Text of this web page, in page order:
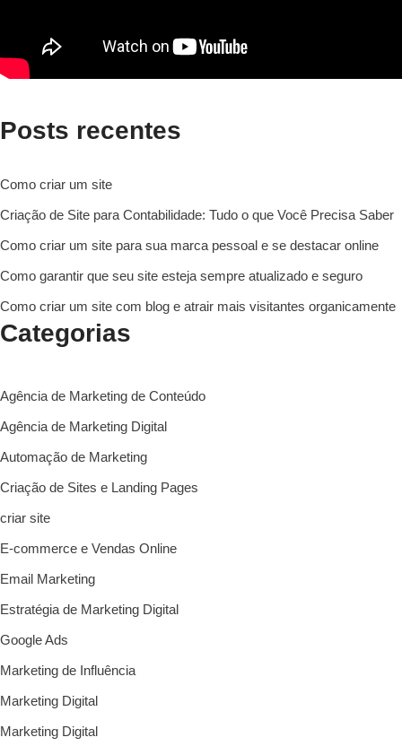
Posts recentes
Como criar um site
Criação de Site para Contabilidade: Tudo o que Você Precisa Saber
Como criar um site para sua marca pessoal e se destacar online
Como garantir que seu site esteja sempre atualizado e seguro
Como criar um site com blog e atrair mais visitantes organicamente
Categorias
Agência de Marketing de Conteúdo
Agência de Marketing Digital
Automação de Marketing
Criação de Sites e Landing Pages
criar site
E-commerce e Vendas Online
Email Marketing
Estratégia de Marketing Digital
Google Ads
Marketing de Influência
Marketing Digital
Marketing Digital